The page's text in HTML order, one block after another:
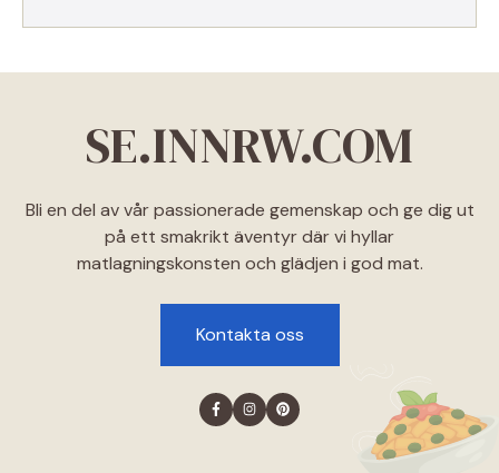
SE.INNRW.COM
Bli en del av vår passionerade gemenskap och ge dig ut
på ett smakrikt äventyr där vi hyllar
matlagningskonsten och glädjen i god mat.
Kontakta oss